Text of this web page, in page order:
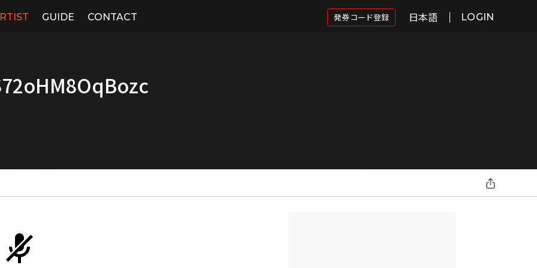
GUIDE CONTACT 発券コード登録 日本語 LOGIN